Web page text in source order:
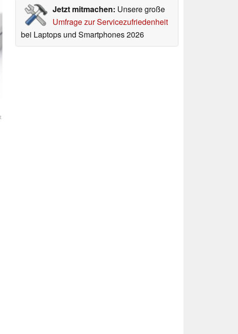
Jetzt mitmachen: Unsere große
Umfrage zur Servicezufriedenheit
bei Laptops und Smartphones 2026